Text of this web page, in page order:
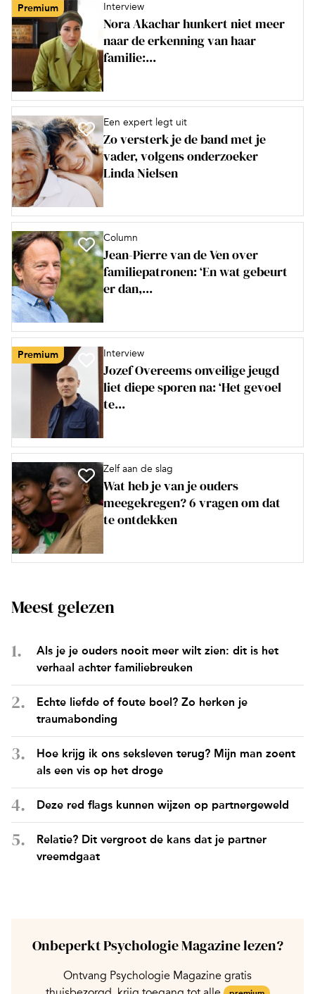
Premium Interview
Nora Akachar hunkert niet meer
naar de erkenning van haar
familie:...
Een expert legt uit
Zo versterk je de band met je
vader, volgens onderzoeker
Linda Nielsen
Column
Jean-Pierre van de Ven over
familiepatronen: ‘En wat gebeurt
er dan,...
Premium Interview
Jozef Overeems onveilige jeugd
liet diepe sporen na: ‘Het gevoel
te...
Zelf aan de slag
Wat heb je van je ouders
meegekregen? 6 vragen om dat
te ontdekken
Meest gelezen
Als je je ouders nooit meer wilt zien: dit is het
verhaal achter familiebreuken
Echte liefde of foute boel? Zo herken je
traumabonding
Hoe krijg ik ons seksleven terug? Mijn man zoent
als een vis op het droge
Deze red flags kunnen wijzen op partnergeweld
Relatie? Dit vergroot de kans dat je partner
vreemdgaat
Onbeperkt Psychologie Magazine lezen?
Ontvang Psychologie Magazine gratis